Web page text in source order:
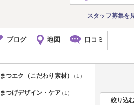
スタッフ募集を
ブログ 地図 口コミ
まつエク（こだわり素材） （1）
まつげデザイン・ケア（1）